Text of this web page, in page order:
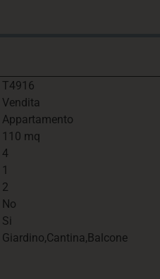
T4916
Vendita
Appartamento
110 mq
4
1
2
No
Si
Giardino,Cantina,Balcone